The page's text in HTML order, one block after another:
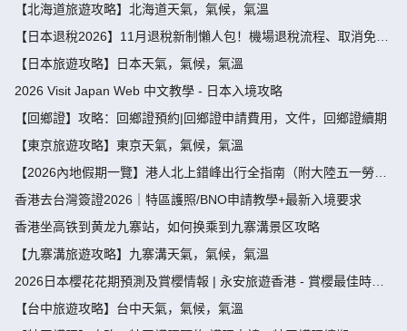
【北海道旅遊攻略】北海道天氣，氣候，氣溫
【日本退稅2026】11月退稅新制懶人包！機場退稅流程、取消免稅
袋及限額全攻略 - 永安旅遊
【日本旅遊攻略】日本天氣，氣候，氣溫
2026 Visit Japan Web 中文教學 - 日本入境攻略
【回鄉證】攻略：回鄉證預約|回鄉證申請費用，文件，回鄉證續期
【東京旅遊攻略】東京天氣，氣候，氣溫
【2026內地假期一覽】港人北上錯峰出行全指南（附大陸五一勞動
節，端午節假期攻略）
香港去台灣簽證2026｜特區護照/BNO申請教學+最新入境要求
香港坐高铁到黄龙九寨站，如何换乘到九寨溝景区攻略
【九寨溝旅遊攻略】九寨溝天氣，氣候，氣溫
2026日本櫻花花期預測及賞櫻情報 | 永安旅遊香港 - 賞櫻最佳時
間、地點推薦
【台中旅遊攻略】台中天氣，氣候，氣溫